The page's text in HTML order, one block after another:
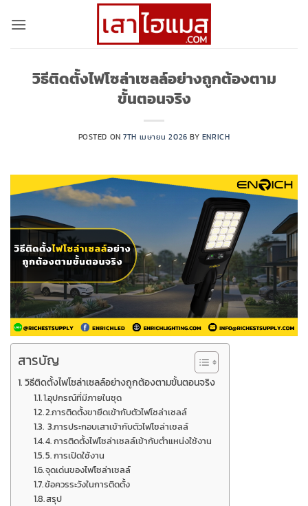
วิธีติดตั้งไฟโซล่าเซลล์อย่างถูกต้องตาม
ขั้นตอนจริง
POSTED ON7TH เมษายน 2026 BY ENRICH
สารบัญ
วิธีติดตั้งไฟโซล่าเซลล์อย่างถูกต้องตามขั้นตอนจริง
1.อุปกรณ์ที่มีภายในชุด
2.การติดตั้งขายึดเข้ากับตัวไฟโซล่าเซลล์
3.การประกอบเสาเข้ากับตัวไฟโซล่าเซลล์
4. การติดตั้งไฟโซล่าเซลล์เข้ากับตำแหน่งใช้งาน
5. การเปิดใช้งาน
จุดเด่นของไฟโซล่าเซลล์
ข้อควรระวังในการติดตั้ง
สรุป